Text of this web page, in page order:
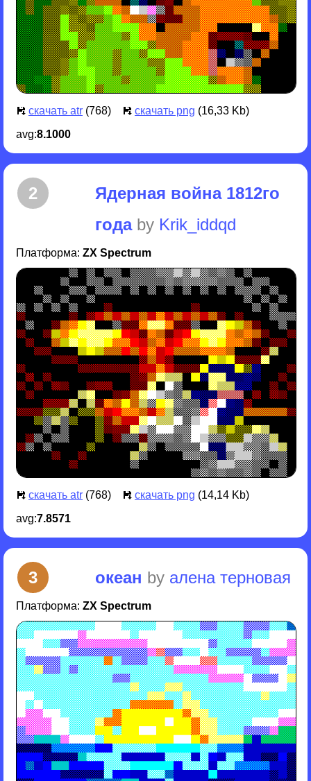
скачать atr (768) скачать png (16,33 Kb)
avg:8.1000
2
Ядерная война 1812го
года by Krik_iddqd
Платформа: ZX Spectrum
скачать atr (768) скачать png (14,14 Kb)
avg:7.8571
3 океан by алена терновая
Платформа: ZX Spectrum